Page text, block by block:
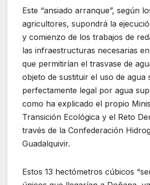
Este “ansiado arranque”, según
agricultores, supondrá la
y comienzo de los trabajos de r
las infraestructuras necesarias
que permitirían el trasvase de
objeto de sustituir el uso de agua
perfectamente legal por agua
como ha explicado el propio
Transición Ecológica y el Reto
través de la Confederación
Guadalquivir.
Estos 13 hectómetros cúbicos “